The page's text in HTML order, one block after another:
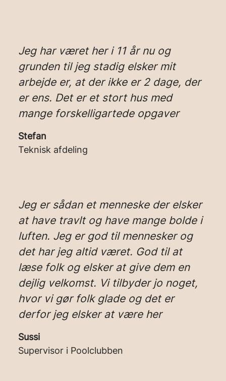
Jeg har været her i 11 år nu og
grunden til jeg stadig elsker mit
arbejde er, at der ikke er 2 dage, der
er ens. Det er et stort hus med
mange forskelligartede opgaver
Stefan
Teknisk afdeling
Jeg er sådan et menneske der elsker
at have travlt og have mange bolde i
luften. Jeg er god til mennesker og
det har jeg altid været. God til at
læse folk og elsker at give dem en
dejlig velkomst. Vi tilbyder jo noget,
hvor vi gør folk glade og det er
derfor jeg elsker at være her
Sussi
Supervisor i Poolclubben